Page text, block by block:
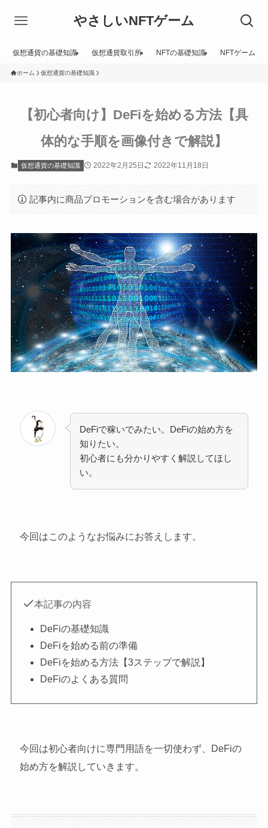
やさしいNFTゲーム
仮想通貨の基礎知識 仮想通貨取引所 NFTの基礎知識 NFTゲーム
ホーム 仮想通貨の基礎知識
【初心者向け】DeFiを始める方法【具
体的な手順を画像付きで解説】
仮想通貨の基礎知識 2022年2月25日 2022年11月18日
記事内に商品プロモーションを含む場合があります
DeFiで稼いでみたい。DeFiの始め方を
知りたい。
初心者にも分かりやすく解説してほし
い。
今回はこのようなお悩みにお答えします。
本記事の内容
DeFiの基礎知識
DeFiを始める前の準備
DeFiを始める方法【3ステップで解説】
DeFiのよくある質問
今回は初心者向けに専門用語を一切使わず、DeFiの
始め方を解説していきます。